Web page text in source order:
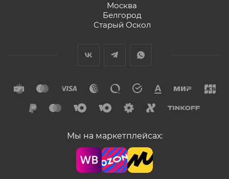
Москва
Белгород
Старый Оскол
Мы на маркетплейсах: